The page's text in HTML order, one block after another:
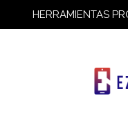
HERRAMIENTAS